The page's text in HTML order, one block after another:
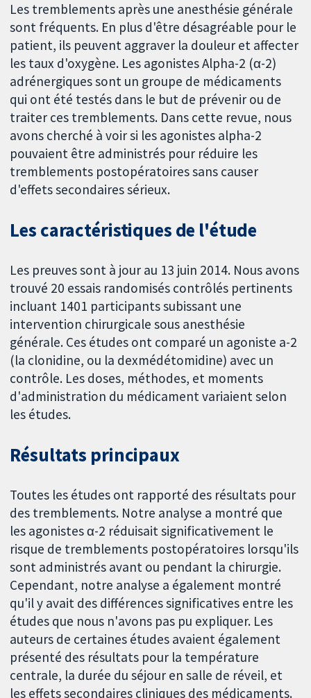
Les tremblements après une anesthésie générale
sont fréquents. En plus d'être désagréable pour le
patient, ils peuvent aggraver la douleur et affecter
les taux d'oxygène. Les agonistes Alpha-2 (α-2)
adrénergiques sont un groupe de médicaments
qui ont été testés dans le but de prévenir ou de
traiter ces tremblements. Dans cette revue, nous
avons cherché à voir si les agonistes alpha-2
pouvaient être administrés pour réduire les
tremblements postopératoires sans causer
d'effets secondaires sérieux.
Les caractéristiques de l'étude
Les preuves sont à jour au 13 juin 2014. Nous avons
trouvé 20 essais randomisés contrôlés pertinents
incluant 1401 participants subissant une
intervention chirurgicale sous anesthésie
générale. Ces études ont comparé un agoniste a-2
(la clonidine, ou la dexmédétomidine) avec un
contrôle. Les doses, méthodes, et moments
d'administration du médicament variaient selon
les études.
Résultats principaux
Toutes les études ont rapporté des résultats pour
des tremblements. Notre analyse a montré que
les agonistes α-2 réduisait significativement le
risque de tremblements postopératoires lorsqu'ils
sont administrés avant ou pendant la chirurgie.
Cependant, notre analyse a également montré
qu'il y avait des différences significatives entre les
études que nous n'avons pas pu expliquer. Les
auteurs de certaines études avaient également
présenté des résultats pour la température
centrale, la durée du séjour en salle de réveil, et
les effets secondaires cliniques des médicaments.